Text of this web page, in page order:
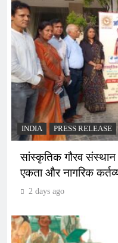
INDIA PRESS RELEASE
सांस्कृतिक गौरव
एकता और नागरिक
2 days ago